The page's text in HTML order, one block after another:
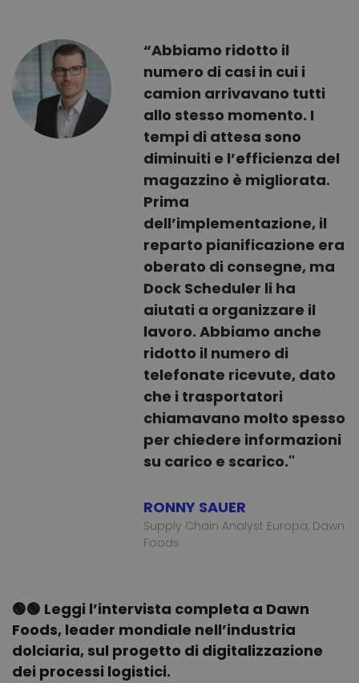
“Abbiamo ridotto il
numero di casi in cui i
camion arrivavano tutti
allo stesso momento. I
tempi di attesa sono
diminuiti e l’efficienza del
magazzino è migliorata.
Prima
dell’implementazione, il
reparto pianificazione era
oberato di consegne, ma
Dock Scheduler li ha
aiutati a organizzare il
lavoro. Abbiamo anche
ridotto il numero di
telefonate ricevute, dato
che i trasportatori
chiamavano molto spesso
per chiedere informazioni
su carico e scarico."
RONNY SAUER
Supply Chain Analyst Europa, Dawn
Foods
🟢🟢 Leggi l’intervista completa a Dawn
Foods, leader mondiale nell’industria
dolciaria, sul progetto di digitalizzazione
dei processi logistici.